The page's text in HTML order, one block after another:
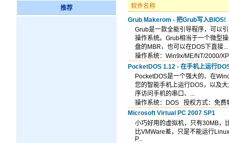
推荐
软件名称
Grub Makerom - 把Grub写入BIOS!
Grub是一款全能引导程序，可以
操作系统。Grub相当于一个微型
盘的MBR，也可以在DOS下直接...
操作系统：Win9x/ME/NT/2000/
PocketDOS 1.12 - 在手机上运行
PocketDOS是一个强大的、在
您的智能手机上运行DOS，以及
序访问手机的串口、...
操作系统：DOS 授权方式：免费
Microsoft Virtual PC 2007 SP1
小巧好用的虚拟机，只有30MB，
比VMWare差，只是不能运行
P...